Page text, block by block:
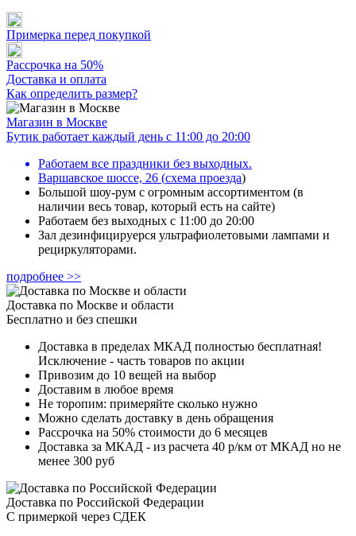
Примерка перед покупкой
Рассрочка на 50%
Доставка и оплата
Как определить размер?
Магазин в Москве
Бутик работает каждый день с 11:00 до 20:00
Работаем все праздники без выходных.
Варшавское шоссе, 26 (схема проезда)
Большой шоу-рум с огромным ассортиментом (в
наличии весь товар, который есть на сайте)
Работаем без выходных с 11:00 до 20:00
Зал дезинфицируерся ультрафиолетовыми лампами и
рециркуляторами.
подробнее >>
Доставка по Москве и области
Бесплатно и без спешки
Доставка в пределах МКАД полностью бесплатная!
Исключение - часть товаров по акции
Привозим до 10 вещей на выбор
Доставим в любое время
Не торопим: примеряйте сколько нужно
Можно сделать доставку в день обращения
Рассрочка на 50% стоимости до 6 месяцев
Доставка за МКАД - из расчета 40 р/км от МКАД но не
менее 300 руб
Доставка по Российской Федерации
С примеркой через СДЕК